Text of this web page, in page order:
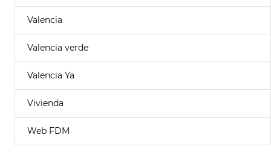
Valencia
Valencia verde
Valencia Ya
Vivienda
Web FDM